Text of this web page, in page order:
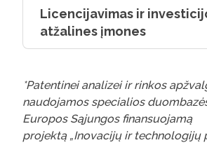
Licencijavimas ir
atžalines įmones
*Patentinei analizei ir rinkos
naudojamos specialios
Europos Sąjungos finansuojamą
projektą „Inovacijų ir technologijų